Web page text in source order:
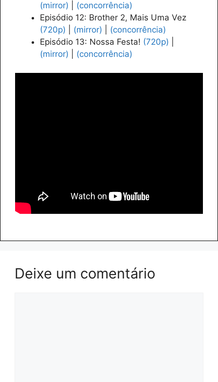
(mirror)
(concorrência)
Episódio 12: Brother 2, Mais Uma Vez
(720p)
(mirror)
(concorrência)
Episódio 13: Nossa Festa! (720p)
(mirror)
(concorrência)
Deixe um comentário